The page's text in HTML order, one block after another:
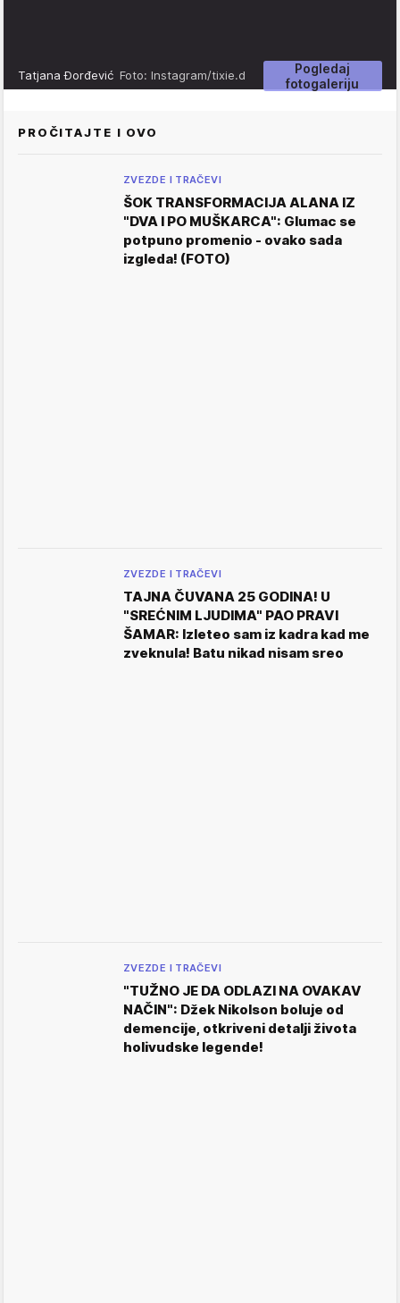
Pogledaj
fotogaleriju
Tatjana Đorđević Foto: Instagram/tixie.d
PROČITAJTE I OVO
ZVEZDE I TRAČEVI
ŠOK TRANSFORMACIJA ALANA IZ
"DVA I PO MUŠKARCA": Glumac se
potpuno promenio - ovako sada
izgleda! (FOTO)
ZVEZDE I TRAČEVI
TAJNA ČUVANA 25 GODINA! U
"SREĆNIM LJUDIMA" PAO PRAVI
ŠAMAR: Izleteo sam iz kadra kad me
zveknula! Batu nikad nisam sreo
ZVEZDE I TRAČEVI
"TUŽNO JE DA ODLAZI NA OVAKAV
NAČIN": Džek Nikolson boluje od
demencije, otkriveni detalji života
holivudske legende!